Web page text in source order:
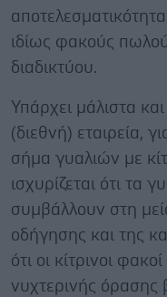
ιδίως φακούς
διαδικτύου.
Υπάρχει μάλιστα
(διεθνή) εταιρεία,
σήμα γυαλιών με
ισχυρίζεται ότι τα
συμβάλλουν στη
οδήγησης και της
ότι οι κίτρινοι
νυχτερινής όρασης